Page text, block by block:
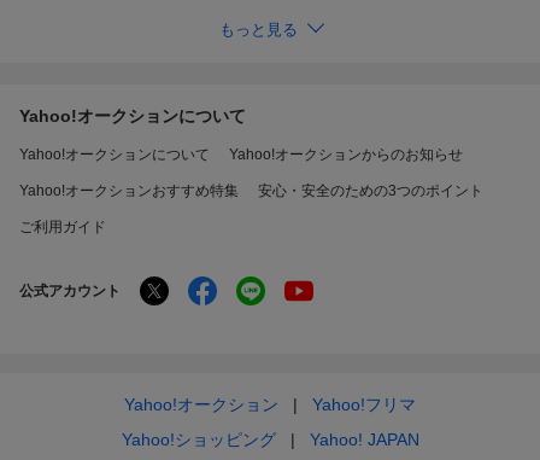
もっと見る
Yahoo!オークションについて
Yahoo!オークションについて Yahoo!オークションからのお知らせ
Yahoo!オークションおすすめ特集 安心・安全のための3つのポイント
ご利用ガイド
公式アカウント
Yahoo!オークション
Yahoo!フリマ
Yahoo!ショッピング
Yahoo! JAPAN